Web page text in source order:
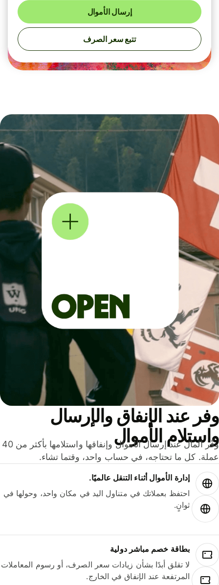
إرسال الأموال
تتبع سعر الصرف
عند الإنفاق والإرسال
الأموال
وفّر المال عند إرسال الأموال وإنفاقها واستلامها بأكثر من 40
كل ما تحتاجه، في حساب واحد، وقتما تشاء.
إدارة الأموال أثناء التنقل عالميًا.
احتفظ بعملاتك في متناول اليد في مكان واحد، وحولها في
ثوانٍ.
بطاقة خصم مباشر دولية
لا تقلق أبدًا بشأن زيادات سعر الصرف، أو رسوم المعاملات
المرتفعة عند الإنفاق في الخارج.